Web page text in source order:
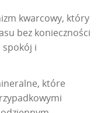
kwarcowy, który
bez konieczności
spokój i
które